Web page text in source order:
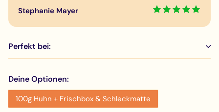
Stephanie Mayer
Perfekt bei:
Deine Optionen:
100g Huhn + Frischbox & Schleckmatte